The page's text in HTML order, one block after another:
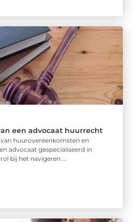
een advocaat huurrecht
huurovereenkomsten en
advocaat gespecialiseerd in
bij het navigeren ...